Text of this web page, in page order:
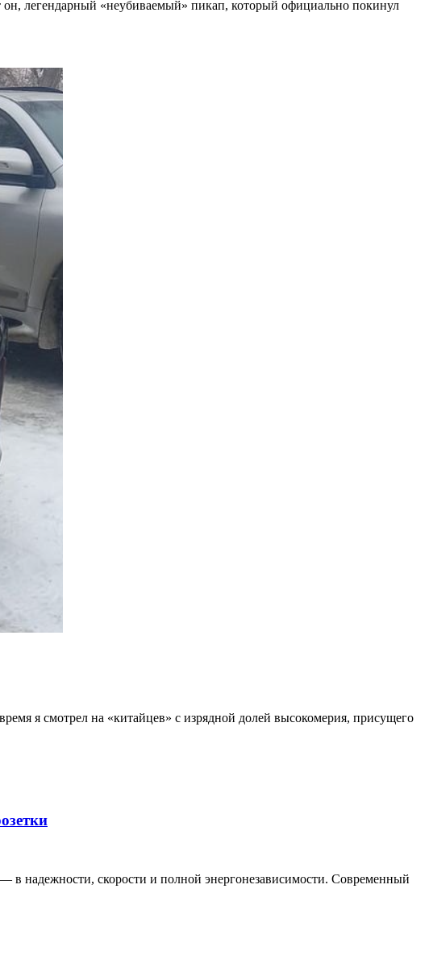
легендарный «неубиваемый» пикап, который официально покинул
я смотрел на «китайцев» с изрядной долей высокомерия, присущего
надежности, скорости и полной энергонезависимости. Современный